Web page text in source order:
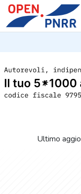
Ultimo